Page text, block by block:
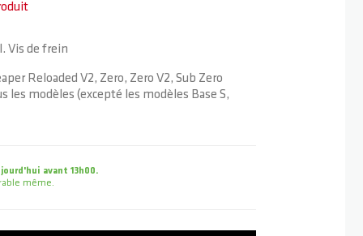
Vis de frein
Reloaded V2, Zero, Zero V2, Sub Zero
les modèles (excepté les modèles Base S,
avant 13h00.
même.